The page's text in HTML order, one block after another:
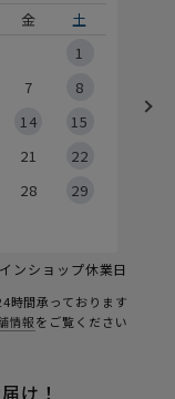
金
土
1
7
8
14
15
21
22
28
29
ンショップ休業日
時間承っております
情報をご覧ください
け！